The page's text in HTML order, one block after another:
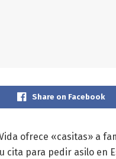
Share on Facebook
ofrece «casitas» a
cita para pedir asilo en